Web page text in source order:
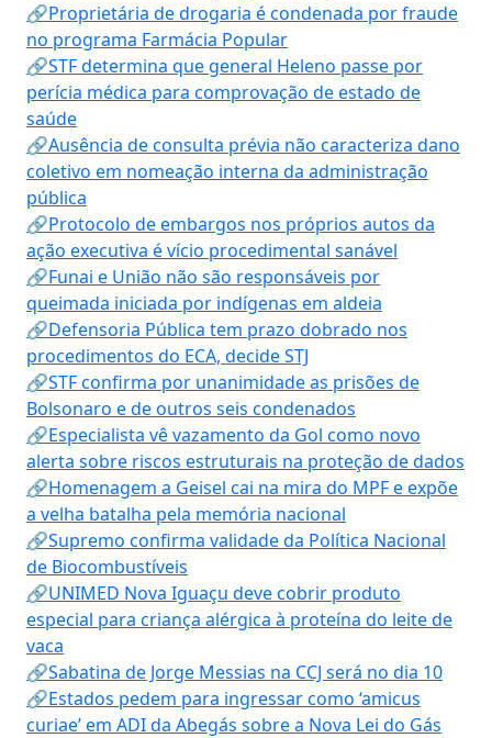
🔗Proprietária de drogaria é condenada por fraude
no programa Farmácia Popular
🔗STF determina que general Heleno passe por
perícia médica para comprovação de estado de
saúde
🔗Ausência de consulta prévia não caracteriza dano
coletivo em nomeação interna da administração
pública
🔗Protocolo de embargos nos próprios autos da
ação executiva é vício procedimental sanável
🔗Funai e União não são responsáveis por
queimada iniciada por indígenas em aldeia
🔗Defensoria Pública tem prazo dobrado nos
procedimentos do ECA, decide STJ
🔗STF confirma por unanimidade as prisões de
Bolsonaro e de outros seis condenados
🔗Especialista vê vazamento da Gol como novo
alerta sobre riscos estruturais na proteção de dados
🔗Homenagem a Geisel cai na mira do MPF e expõe
a velha batalha pela memória nacional
🔗Supremo confirma validade da Política Nacional
de Biocombustíveis
🔗UNIMED Nova Iguaçu deve cobrir produto
especial para criança alérgica à proteína do leite de
vaca
🔗Sabatina de Jorge Messias na CCJ será no dia 10
🔗Estados pedem para ingressar como ‘amicus
curiae’ em ADI da Abegás sobre a Nova Lei do Gás